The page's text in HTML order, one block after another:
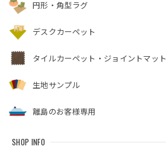
円形・角型ラグ
デスクカーペット
タイルカーペット・ジョイントマット
生地サンプル
離島のお客様専用
SHOP INFO